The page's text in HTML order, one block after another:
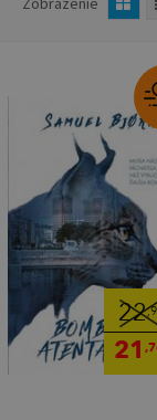
22
21